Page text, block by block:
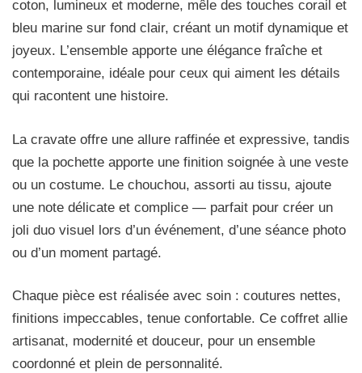
coton, lumineux et moderne, mêle des touches corail et
bleu marine sur fond clair, créant un motif dynamique et
joyeux. L’ensemble apporte une élégance fraîche et
contemporaine, idéale pour ceux qui aiment les détails
qui racontent une histoire.
La cravate offre une allure raffinée et expressive, tandis
que la pochette apporte une finition soignée à une veste
ou un costume. Le chouchou, assorti au tissu, ajoute
une note délicate et complice — parfait pour créer un
joli duo visuel lors d’un événement, d’une séance photo
ou d’un moment partagé.
Chaque pièce est réalisée avec soin : coutures nettes,
finitions impeccables, tenue confortable. Ce coffret allie
artisanat, modernité et douceur, pour un ensemble
coordonné et plein de personnalité.